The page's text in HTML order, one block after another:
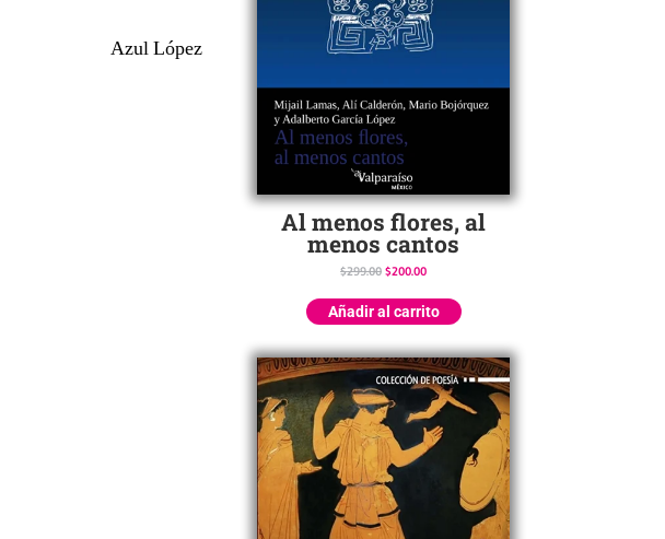
Azul ​​López
Al menos flores, al
menos cantos
$299.00 $200.00
Añadir al carrito